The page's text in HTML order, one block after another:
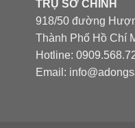
TRỤ SỞ CHÍNH
918/50 đường
Thành Phố Hồ Chí
Hotline:
Email: